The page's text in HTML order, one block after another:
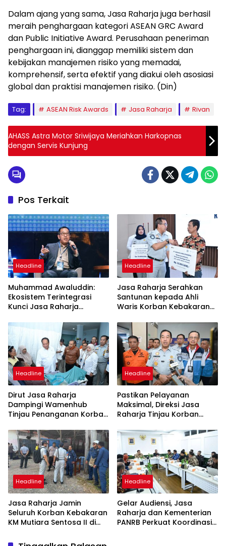
Dalam ajang yang sama, Jasa Raharja juga berhasil
meraih penghargaan kategori ASEAN GRC Award
dan Public Initiative Award. Perusahaan peneriman
penghargaan ini, dianggap memiliki sistem dan
kebijakan manajemen risiko yang memadai,
komprehensif, serta efektif yang diakui oleh asosiasi
global dan praktisi manajemen risiko. (Din)
Tag: ASEAN Risk Awards Jasa Raharja Rivan
AHASS Astra Motor Sriwijaya Meriahkan Harkopnas
dengan Servis Kunjung
Pos Terkait
Headline
Muhammad Awaluddin:
Ekosistem Terintegrasi
Kunci Jasa Raharja
Maksimal Kepada
Masyarakat
Headline
Jasa Raharja Serahkan
Santunan kepada Ahli
Waris Korban Kebakaran
Headline
Dirut Jasa Raharja
Dampingi Wamenhub
Tinjau Penanganan Korban
PHC Surabaya
Headline
Pastikan Pelayanan
Maksimal, Direksi Jasa
Raharja Tinjau Korban
Sentosa II
Headline
Jasa Raharja Jamin
Seluruh Korban Kebakaran
KM Mutiara Sentosa II di
Headline
Gelar Audiensi, Jasa
Raharja dan Kementerian
PANRB Perkuat Koordinasi